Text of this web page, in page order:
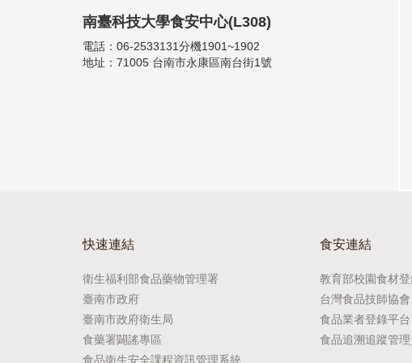
南臺科技大學食安中心(L308)
電話：06-2533131分機1901~1902
地址：71005 台南市永康區南台街1號
快速連結
衛生福利部食品藥物管理署
臺南市政府
臺南市政府衛生局
食藥署闢謠專區
食品衛生安全課程資訊管理系統
食安連結
教育部校園食材
台灣食品技師協會
食品業者登錄平台
食品追溯追蹤管